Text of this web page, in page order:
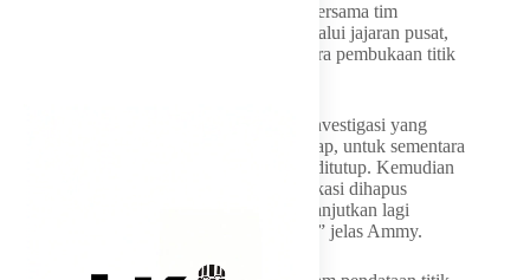
Sebagai tindak lanjut, hasil rapat terakhir bersama tim
investigasi yang dikirim Kepala BGN, melalui jajaran pusat,
memutuskan untuk menghentikan sementara pembukaan titik
“Kemarin hasil rapat terakhir dengan tim investigasi yang
dikirim Bu Naniek waktu mereka ke Cilacap, untuk sementara
portal pendaftaran pembukaan titik SPPG ditutup. Kemudian
untuk 100 titik fiktif yang sudah teridentifikasi dihapus
terlebih dahulu, baru kemudian kita akan lanjutkan lagi
program. Tapi kembali ke kebijakan pusat,” jelas Ammy.